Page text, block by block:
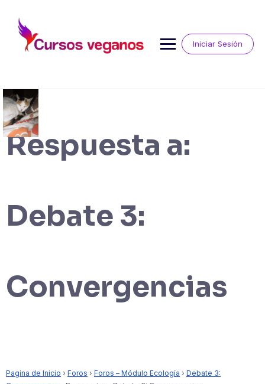
contenido
Iniciar Sesión
Respuesta a:
Debate 3:
Convergencias
Pagina de Inicio › Foros › Foros – Módulo Ecología › Debate 3: